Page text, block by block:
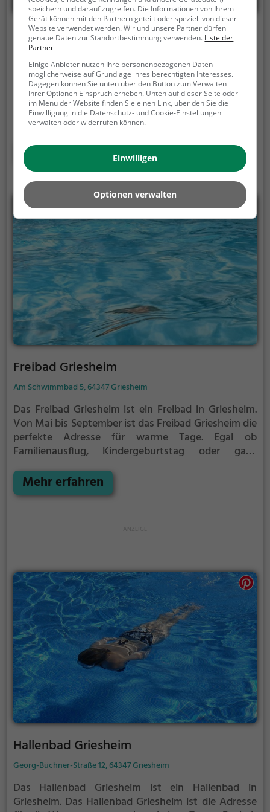
Freibad Crumstadt Riedstadt
Das Freibad Crumstadt Riedstadt ist ein Freibad in
Riedstadt. Von Mai bis September ist das Freibad
Crumstadt Riedstadt die perfekte Adresse für
warme Tage. Egal ob Familienausflug,
Kindergeburtstag oder ganz einfach mit Freunden -
im Freibad Crumstadt Riedstadt kommt jeder auf
seine Kosten. Bei gutem Wetter kann die
Freibadsaison im Freibad Crumstadt Riedstadt auch
verlängert werden. Informationen hierzu findest du
auf der Website.
Mehr erfahren
Freibad Griesheim
Am Schwimmbad 5, 64347 Griesheim
Das Freibad Griesheim ist ein Freibad in Griesheim.
Von Mai bis September ist das Freibad Griesheim die
perfekte Adresse für warme Tage. Egal ob
Familienausflug, Kindergeburtstag oder ganz
jeder auf seine Kosten. Bei gutem Wetter kann die
Freibadsaison im Freibad Griesheim auch verlängert
Mehr erfahren
Hallenbad Griesheim
Georg-Büchner-Straße 12, 64347 Griesheim
Das Hallenbad Griesheim ist ein Hallenbad in
Griesheim. Das Hallenbad Griesheim ist die Adresse
speichern und darauf zugreifen. Die Informationen von Ihrem
Gerät können mit den Partnern geteilt oder speziell von dieser
Website verwendet werden. Wir und unsere Partner dürfen
genaue Daten zur Standortbestimmung verwenden. Liste der
Partner
Einige Anbieter nutzen Ihre personenbezogenen Daten
möglicherweise auf Grundlage ihres berechtigten Interesses.
Dagegen können Sie unten über den Button zum Verwalten
Ihrer Optionen Einspruch erheben. Unten auf dieser Seite oder
im Menü der Website finden Sie einen Link, über den Sie die
Einwilligung in die Datenschutz- und Cookie-Einstellungen
verwalten oder widerrufen können.
Einwilligen
Optionen verwalten